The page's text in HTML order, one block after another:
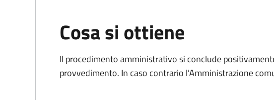
Cosa si ottiene
Il procedimento amministrativo si conclude
provvedimento. In caso contrario l’Amministrazione